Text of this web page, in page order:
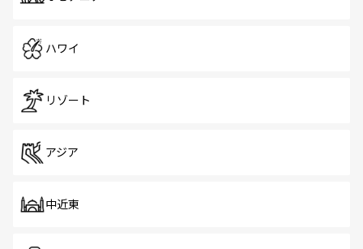
ハワイ
リゾート
アジア
中近東